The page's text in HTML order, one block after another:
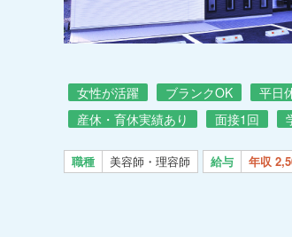
女性が活躍 ブランクOK 平日
産休・育休実績あり
面接1回
職種 美容師・理容師 給与 年収